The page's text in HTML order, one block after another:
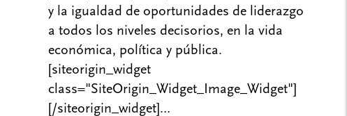
y la igualdad de oportunidades de liderazgo
a todos los niveles decisorios, en la vida
económica, política y pública.
[siteorigin_widget
class="SiteOrigin_Widget_Image_Widget"]
[/siteorigin_widget]…